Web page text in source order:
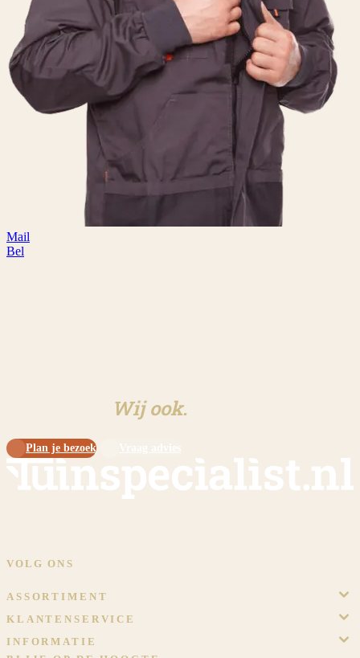
Mail
Bel
Wij ook.
Plan je bezoek Vraag advies
VOLG ONS
ASSORTIMENT
KLANTENSERVICE
INFORMATIE